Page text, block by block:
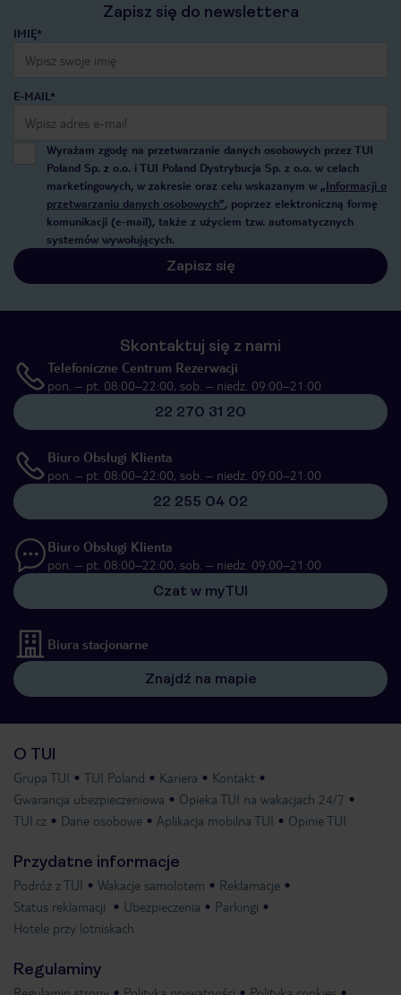
Zapisz się do newslettera
IMIĘ*
E-MAIL*
Wyrażam zgodę na przetwarzanie danych osobowych przez TUI
Poland Sp. z o.o. i TUI Poland Dystrybucja Sp. z o.o. w celach
marketingowych, w zakresie oraz celu wskazanym w „Informacji o
przetwarzaniu danych osobowych”, poprzez elektroniczną formę
komunikacji (e-mail), także z użyciem tzw. automatycznych
systemów wywołujących.
Zapisz się
Skontaktuj się z nami
Telefoniczne Centrum Rezerwacji
pon. – pt. 08:00–22:00, sob. – niedz. 09:00–21:00
22 270 31 20
Biuro Obsługi Klienta
pon. – pt. 08:00–22:00, sob. – niedz. 09:00–21:00
22 255 04 02
Biuro Obsługi Klienta
pon. – pt. 08:00–22:00, sob. – niedz. 09:00–21:00
Czat w myTUI
Biura stacjonarne
Znajdź na mapie
O TUI
Grupa TUI TUI Poland Kariera
Kontakt
Gwarancja ubezpieczeniowa
Opieka TUI na wakacjach 24/7
TUI.cz
Dane osobowe Aplikacja mobilna TUI Opinie TUI
Przydatne informacje
Podróż z TUI Wakacje samolotem
Reklamacje
Status reklamacji
Ubezpieczenia
Parkingi
Hotele przy lotniskach
Regulaminy